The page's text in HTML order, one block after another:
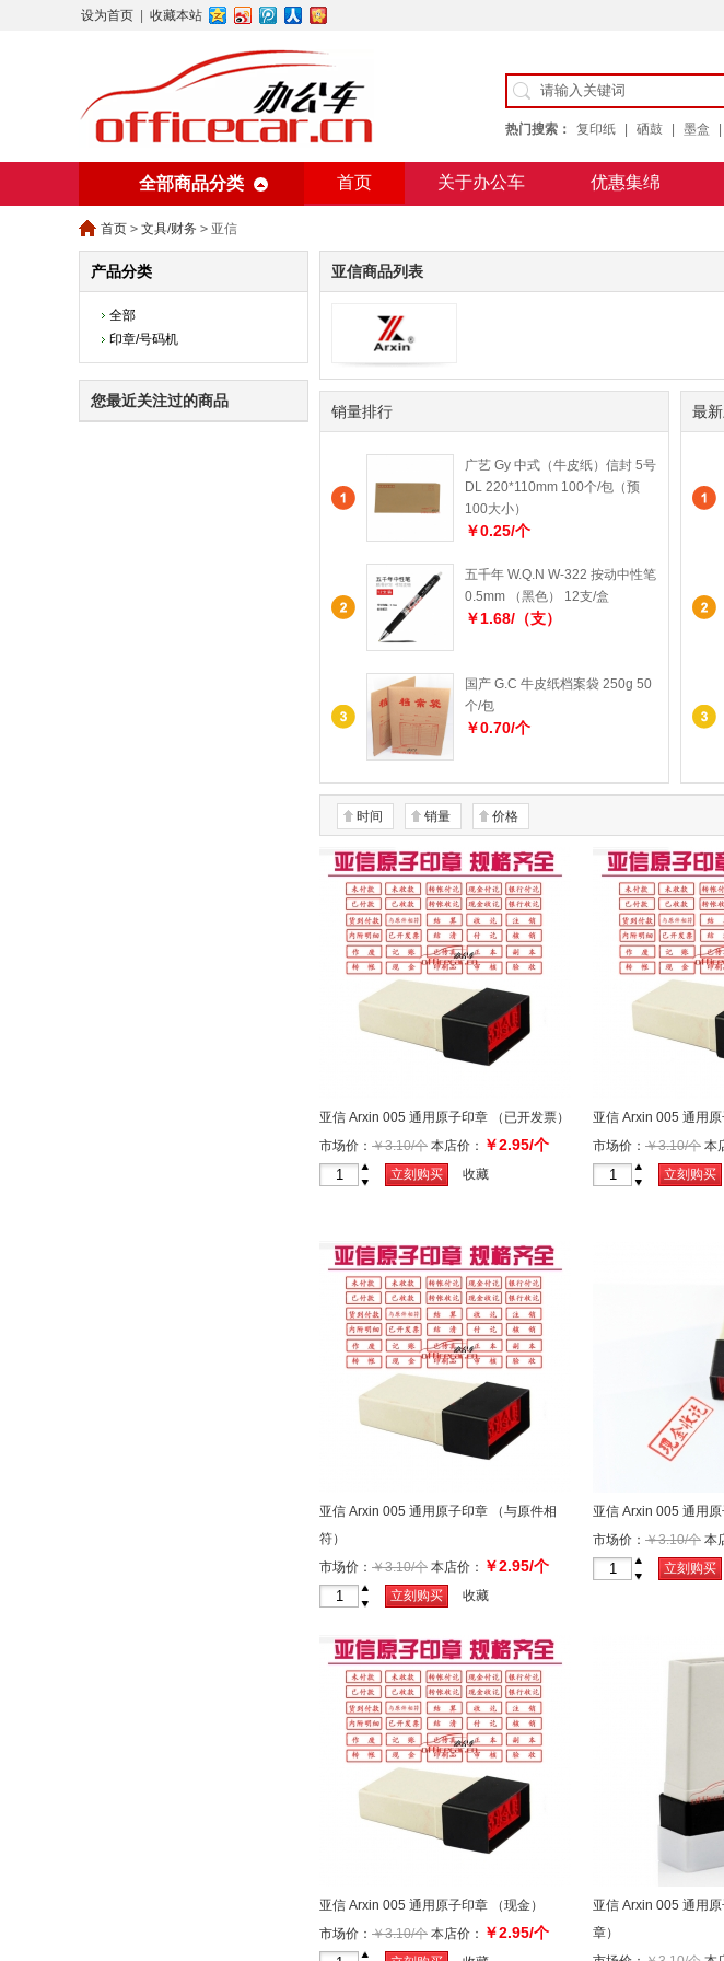
设为首页 收藏本站
热门搜索： 复印纸 硒鼓 墨盒
全部商品分类 首页 关于办公车 优惠集绵
首页 > 文具/财务 > 亚信
产品分类
全部
印章/号码机
您最近关注过的商品
亚信商品列表
销量排行
广艺 Gy 中式（牛皮纸）信封 5号
DL 220*110mm 100个/包（预
100大小）
￥0.25/个
五千年 W.Q.N W-322 按动中性笔
0.5mm （黑色） 12支/盒
￥1.68/（支）
国产 G.C 牛皮纸档案袋 250g 50
个/包
￥0.70/个
最
时间 销量 价格
亚信 Arxin 005 通用原子印章 （已开发票）
市场价： ￥3.10/个 本店价： ￥2.95/个
-
立刻购买 收藏
亚信 Arxin 005 通用原
市场价： ￥3.10/个 本
-
立刻购买
亚信 Arxin 005 通用原子印章 （与原件相
符）
市场价： ￥3.10/个 本店价： ￥2.95/个
-
立刻购买 收藏
亚信 Arxin 005 通用原
市场价： ￥3.10/个 本
-
立刻购买
亚信 Arxin 005 通用原子印章 （现金）
市场价： ￥3.10/个 本店价： ￥2.95/个
亚信 Arxin 005 通用
章）